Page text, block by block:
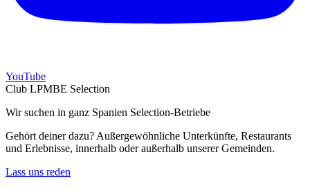
YouTube
Club LPMBE Selection
Wir suchen in ganz Spanien Selection-Betriebe
Gehört deiner dazu? Außergewöhnliche Unterkünfte, Restaurants
und Erlebnisse, innerhalb oder außerhalb unserer Gemeinden.
Lass uns reden